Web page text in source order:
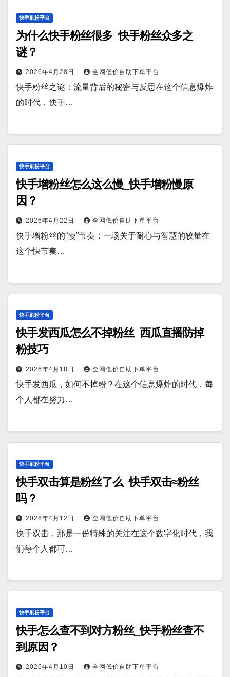
快手刷粉平台
为什么快手粉丝很多_快手粉丝众多之
谜？
2026年4月28日 全网低价自助下单平台
快手粉丝之谜：流量背后的秘密与反思在这个信息爆炸
的时代，快手…
快手刷粉平台
快手增粉丝怎么这么慢_快手增粉慢原
因？
2026年4月22日 全网低价自助下单平台
快手增粉丝的“慢”节奏：一场关于耐心与智慧的较量在
这个快节奏…
快手刷粉平台
快手发西瓜怎么不掉粉丝_西瓜直播防掉
粉技巧
2026年4月18日 全网低价自助下单平台
快手发西瓜，如何不掉粉？在这个信息爆炸的时代，每
个人都在努力…
快手刷粉平台
快手双击算是粉丝了么_快手双击≈粉丝
吗？
2026年4月12日 全网低价自助下单平台
快手双击，那是一份特殊的关注在这个数字化时代，我
们每个人都可…
快手刷粉平台
快手怎么查不到对方粉丝_快手粉丝查不
到原因？
2026年4月10日 全网低价自助下单平台